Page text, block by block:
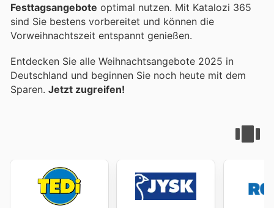
Festtagsangebote optimal nutzen. Mit Katalozi 365
sind Sie bestens vorbereitet und können die
Vorweihnachtszeit entspannt genießen.
Entdecken Sie alle Weihnachtsangebote 2025 in
Deutschland und beginnen Sie noch heute mit dem
Sparen. Jetzt zugreifen!